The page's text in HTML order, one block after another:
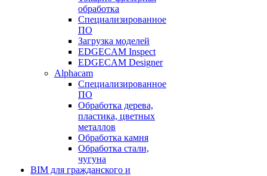
обработка
Специализированное
ПО
Загрузка моделей
EDGECAM Inspect
EDGECAM Designer
Alphacam
Специализированное
ПО
Обработка дерева,
пластика, цветных
металлов
Обработка камня
Обработка стали,
чугуна
BIM для гражданского и